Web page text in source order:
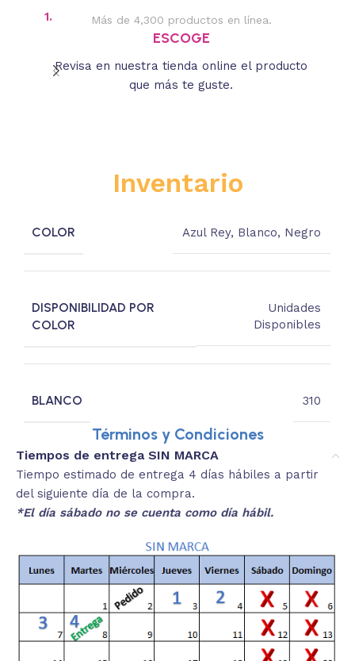
1. Más de 4,300 productos en línea.
ESCOGE
Revisa en nuestra tienda online el producto
que más te guste.
Inventario
COLOR Azul Rey, Blanco, Negro
DISPONIBILIDAD POR
COLOR
Unidades
Disponibles
BLANCO 310
Términos y Condiciones
Tiempos de entrega SIN MARCA
Tiempo estimado de entrega 4 días hábiles a partir
del siguiente día de la compra.
*El día sábado no se cuenta como día hábil.